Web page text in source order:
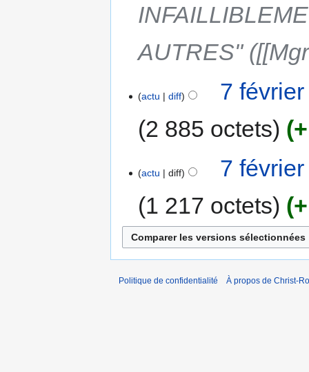
AUTRES"
actu diff
7
2 885 octets
actu diff
7
1 217 octets
Politique de confidentialité À propos de Christ-